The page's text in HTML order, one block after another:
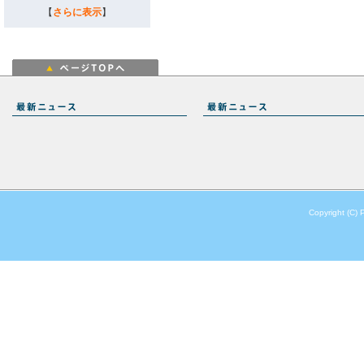
【 さらに表示】
Copyright (C)